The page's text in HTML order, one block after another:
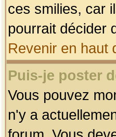
ces smilies, car
pourrait décider
Revenir en haut
Puis-je poster
Vous pouvez
n'y a